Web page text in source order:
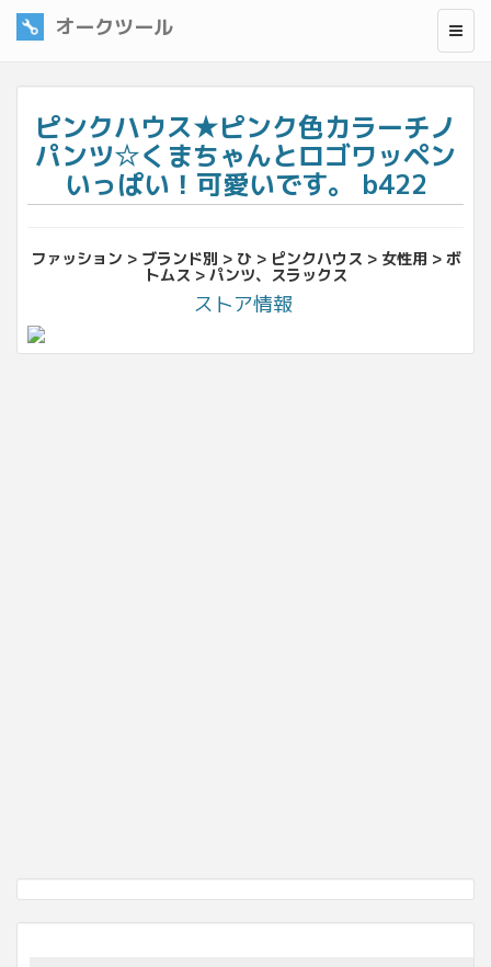
オークツール
ピンクハウス★ピンク色カラーチノ
パンツ☆くまちゃんとロゴワッペン
いっぱい！可愛いです。 b422
ファッション > ブランド別 > ひ > ピンクハウス > 女性用 > ボ
トムス > パンツ、スラックス
ストア情報